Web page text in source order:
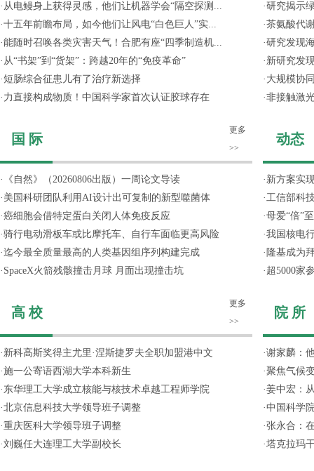
· 从电鳗身上获得灵感，他们让机器学会“隔空探测...
·十五年前瞻布局，如今他们让风电“白色巨人”实...
·能随时召唤各类灾害天气！合肥有座“四季制造机...
· 从“书架”到“货架”：跨越20年的“免疫革命”
· 短肠综合征患儿有了治疗新选择
· 力直接构成物质！中国科学家首次认证胶球存在
国 际
更多
>>
·
《自然》（20260806出版）一周论文导读
· 美国科研团队利用AI设计出可复制的新型噬菌体
·癌细胞会借特定蛋白关闭人体免疫反应
·骑行电动滑板车或比摩托车、自行车面临更高风险
·迄今最全质量最高的人类基因组序列构建完成
· SpaceX火箭残骸撞击月球 月面出现撞击坑
高 校
更多
>>
· 新科高斯奖得主尤里·涅斯捷罗夫全职加盟港中文
·施一公寄语西湖大学本科新生
· 东华理工大学成立核能与核技术卓越工程师学院
·北京信息科技大学领导班子调整
·重庆医科大学领导班子调整
·刘巍任大连理工大学副校长
·研究揭示
·茶氨酸代
·研究发现
· 新研究发
· 大规模协
·非接触激
动态
· 新方案实
·工信部科
·母爱“倍”
·我国核电
· 隆基成为
· 超5000家
院 所
·谢家麟：
·聚焦气候
·姜中宏：
·中国科学
·张永合：
·塔克拉玛